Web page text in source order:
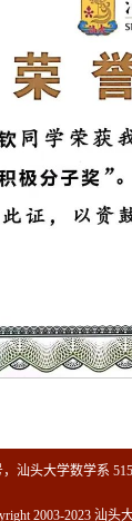
汕头大学数学系
2003-2023 汕头